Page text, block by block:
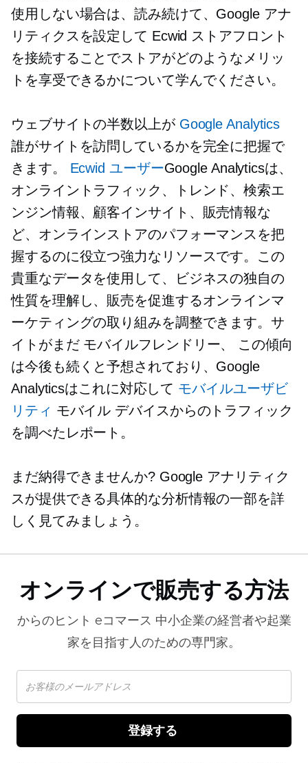
使用しない場合は、読み続けて、Google アナ
リティクスを設定して Ecwid ストアフロント
を接続することでストアがどのようなメリッ
トを享受できるかについて学んでください。
ウェブサイトの半数以上が Google Analytics
誰がサイトを訪問しているかを完全に把握で
きます。 Ecwid ユーザーGoogle Analyticsは、
オンライントラフィック、トレンド、検索エ
ンジン情報、顧客インサイト、販売情報な
ど、オンラインストアのパフォーマンスを把
握するのに役立つ強力なリソースです。この
貴重なデータを使用して、ビジネスの独自の
性質を理解し、販売を促進するオンラインマ
ーケティングの取り組みを調整できます。サ
イトがまだ モバイルフレンドリー、
この傾向
は今後も続くと予想されており、Google
Analyticsはこれに対応して モバイルユーザビ
リティ モバイル デバイスからのトラフィック
を調べたレポート。
まだ納得できませんか? Google アナリティク
スが提供できる具体的な分析情報の一部を詳
しく見てみましょう。
オンラインで販売する方法
からのヒント eコマース 中小企業の経営者や起業
家を目指す人のための専門家。